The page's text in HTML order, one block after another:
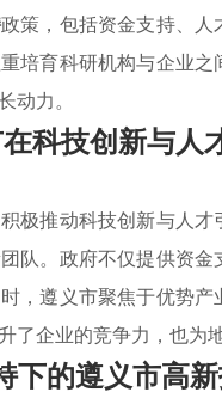
政策，包括资金支持、
培育科研机构与企业
动力。
科技创新与人
极推动科技创新与人
队。政府不仅提供资
，遵义市聚焦于优势
了企业的竞争力，也为
下的遵义市高